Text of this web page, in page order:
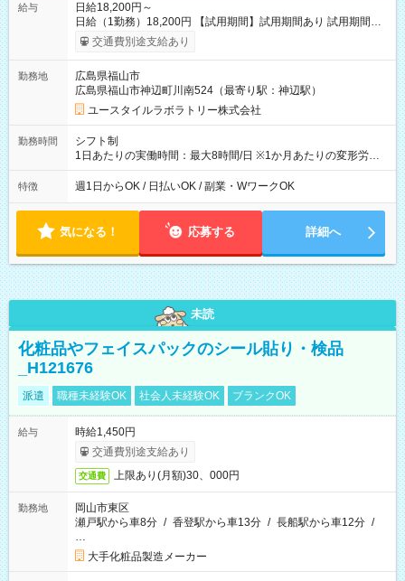
給与
日給18,200円～
日給（1勤務）18,200円 【試用期間】試用期間あり 試用期間の
長さ：3ヶ月 雇用形態、給与は本採用時と同じです。
交通費別途支給あり
勤務地
広島県福山市
広島県福山市神辺町川南524（最寄り駅：神辺駅）
ユースタイルラボラトリー株式会社
勤務時間
シフト制
1日あたりの実働時間：最大8時間/日 ※1か月あたりの変形労働
制（週平均40時間以内） 夜勤：17:00-翌09:00（休憩2時間）
特徴 週1日からOK / 日払いOK / 副業・WワークOK
気になる！ 応募する 詳細へ
未読
化粧品やフェイスパックのシール貼り・検品
_H121676
派遣 職種未経験OK 社会人未経験OK ブランクOK
給与
時給1,450円
交通費別途支給あり
交通費 上限あり(月額)30、000円
勤務地
岡山市東区
瀬戸駅から車8分 / 香登駅から車13分 / 長船駅から車12分 /
…
大手化粧品製造メーカー